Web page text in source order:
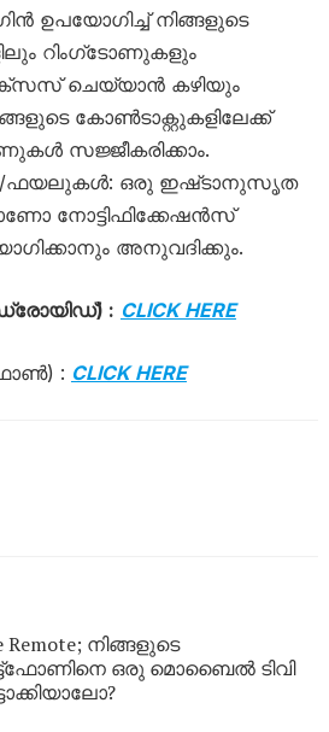
ഉപയോഗിച്ച് നിങ്ങളുടെ
റിംഗ്ടോണുകളും
ചെയ്യാൻ കഴിയും
കോൺടാക്റ്റുകളിലേക്ക്
സജ്ജീകരിക്കാം.
ഫയലുകൾ: ഒരു ഇഷ്‌ടാനുസൃത
നോട്ടിഫിക്കേഷൻസ്
അനുവദിക്കും.
: CLICK HERE
: CLICK HERE
Remote; നിങ്ങളുടെ
ഒരു മൊബൈൽ ടിവി